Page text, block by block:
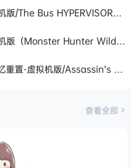
《城市公交模拟-虚拟机版/The Bus HYPERVISOR》免安装中文版
怪物猎人：荒野-虚拟机版（Monster Hunter Wilds HYPERVISOR）免安装中文版
《刺客信条：黑旗 记忆重置-虚拟机版/Assassin’s Creed Black Flag Resynced HYPERVISOR》免安装中文版
查看全部